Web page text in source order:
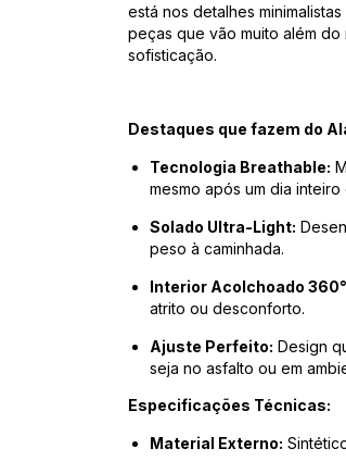
está nos detalhes
peças que vão muito além
sofisticação.
Destaques que fazem do
Tecnologia Breathable:
mesmo após um dia inteiro
Solado Ultra-Light:
peso à caminhada.
Interior Acolchoado
atrito ou desconforto.
Ajuste Perfeito: Design
seja no asfalto ou em
Especificações Técnicas:
Material Externo: